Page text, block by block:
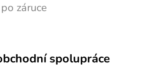
záruce
spolupráce